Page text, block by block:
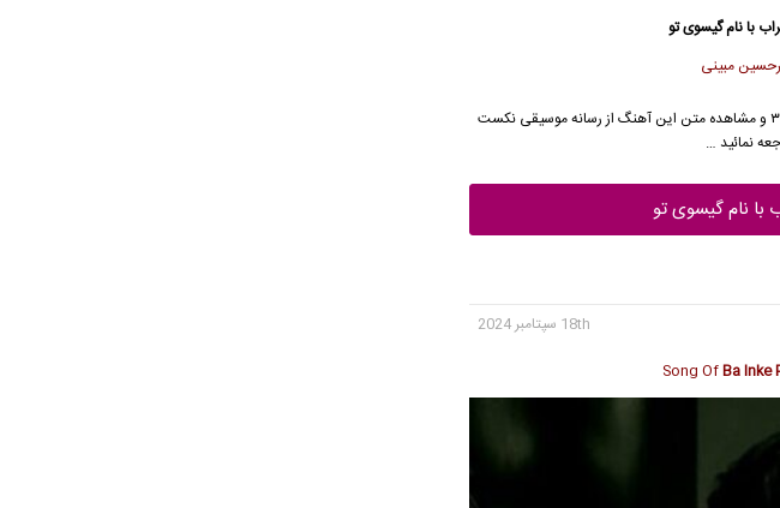
با نام گیسوی تو
مبینی
جهت دانلود آهنگ گیسوی تو از علیرضا سهراب با کیفیت ۱۲۸ و ۳۲۰ و مشاهده متن این آهنگ از رسانه موسیقی نکست
نمائید …
با نام گیسوی تو
18th سپتامبر 2024
Song OfBa Inke